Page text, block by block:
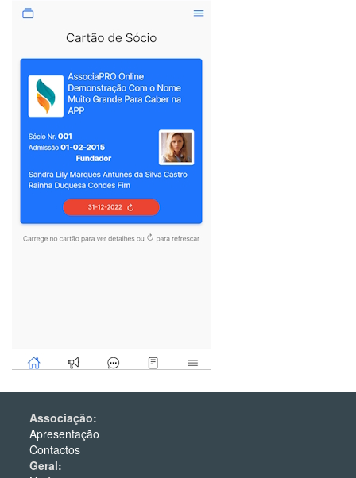
Associação:
Apresentação
Contactos
Geral: